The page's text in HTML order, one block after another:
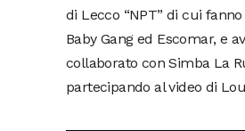
di Lecco “NPT” di cui
Baby Gang ed Escomar, e
collaborato con Simba La
partecipando al video di